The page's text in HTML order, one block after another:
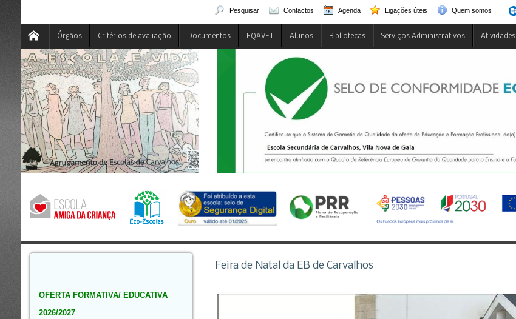
Pesquisar Contactos Agenda Ligações úteis Quem somos
Órgãos Critérios de avaliação Documentos EQAVET Alunos Bibliotecas Serviços Administrativos Atividades
Feira de Natal da EB de Carvalhos
OFERTA FORMATIVA/ EDUCATIVA
2026/2027